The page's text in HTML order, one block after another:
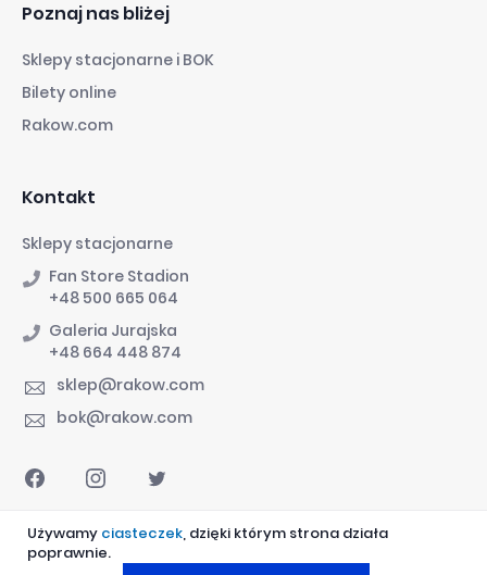
Używamy ciasteczek, dzięki którym strona działa
poprawnie.
Poznaj nas bliżej
Sklepy stacjonarne i BOK
Bilety online
Rakow.com
Kontakt
Sklepy stacjonarne
Fan Store Stadion
+48 500 665 064
Galeria Jurajska
+48 664 448 874
sklep@rakow.com
bok@rakow.com